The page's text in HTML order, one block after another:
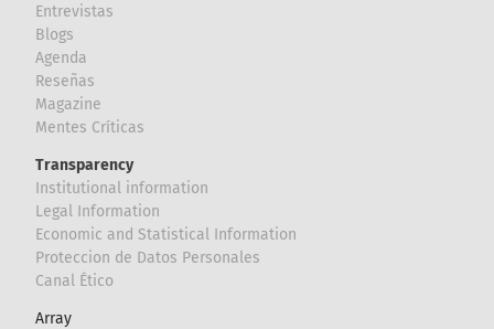
Entrevistas
Blogs
Agenda
Reseñas
Magazine
Mentes Críticas
Transparency
Institutional information
Legal Information
Economic and Statistical Information
Proteccion de Datos Personales
Canal Ético
Array